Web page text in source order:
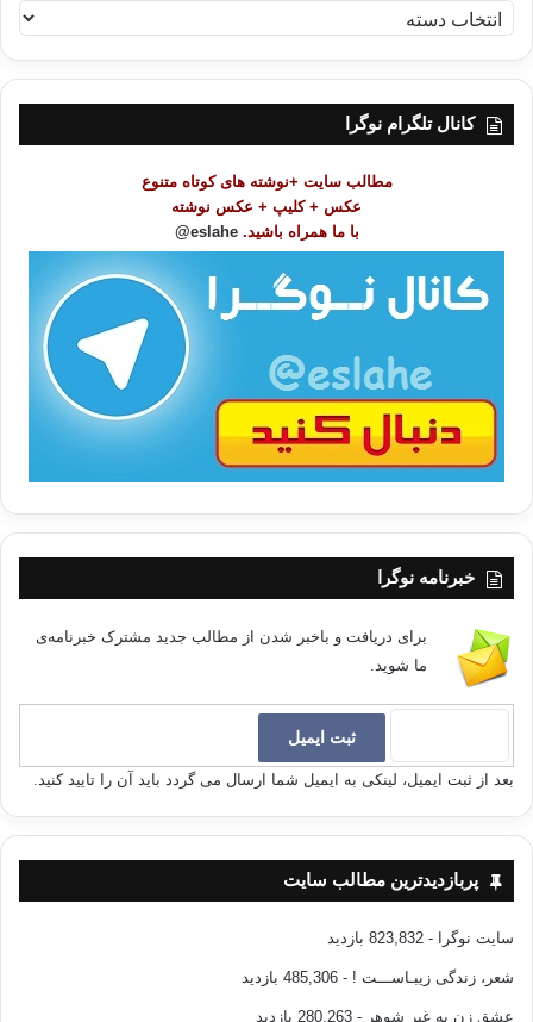
ه
ر
کانال تلگرام نوگرا
مطالب سایت +نوشته های کوتاه متنوع
عکس + کلیپ + عکس نوشته
با ما همراه باشید. eslahe@
خبرنامه نوگرا
برای دریافت و باخبر شدن از مطالب جدید مشترک خبرنامه‌ی
ما شوید.
بعد از ثبت ایمیل، لینکی به ایمیل شما ارسال می گردد باید آن را تایید کنید.
پربازدیدترین مطالب سایت
سایت نوگرا - 823,832 بازدید
شعر، زندگی زیبـاســـت ! - 485,306 بازدید
عشق زن به غیر شوهر - 280,263 بازدید